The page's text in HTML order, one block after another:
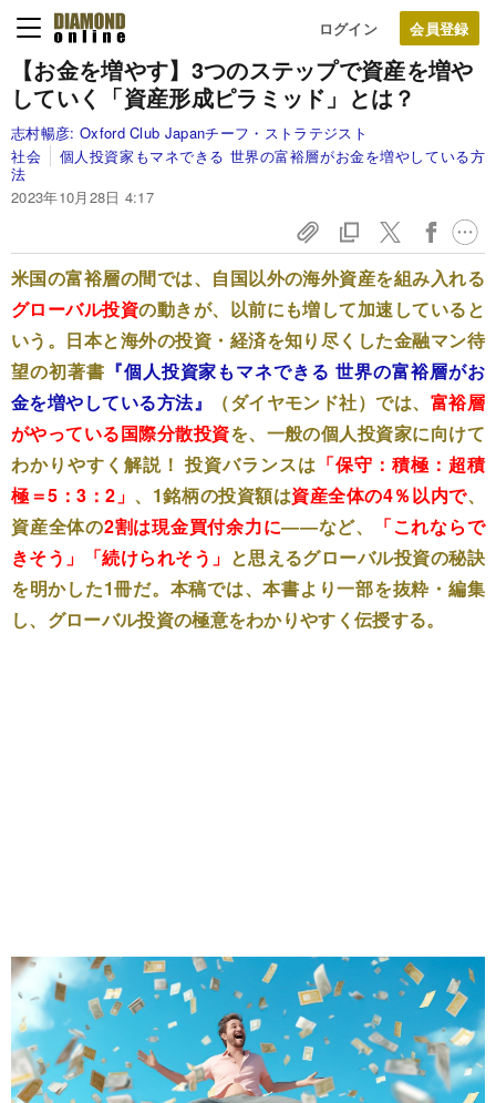
ログイン
【お金を増やす】 3つのステップで資産を増や
していく「資産形成ピラミッド」とは？
志村暢彦: Oxford Club Japanチーフ・ストラテジスト
社会
個人投資家もマネできる 世界の富裕層がお金を増やしている方
法
2023年10月28日 4:17
米国の富裕層の間では、自国以外の海外資産を組み入れる
グローバル投資の動きが、以前にも増して加速していると
いう。日本と海外の投資・経済を知り尽くした金融マン待
望の初著書 『個人投資家もマネできる 世界の富裕層がお
金を増やしている方法』
（ダイヤモンド社）では、 富裕層
がやっている国際分散投資を、一般の個人投資家に向けて
わかりやすく解説！ 投資バランスは 「保守：積極：超積
極＝5：3：2」 、1銘柄の投資額は資産全体の4％以内で、
資産全体の2割は現金買付余力に――など、
「これならで
きそう」「続けられそう」 と思えるグローバル投資の秘訣
を明かした1冊だ。本稿では、本書より一部を抜粋・編集
し、グローバル投資の極意をわかりやすく伝授する。